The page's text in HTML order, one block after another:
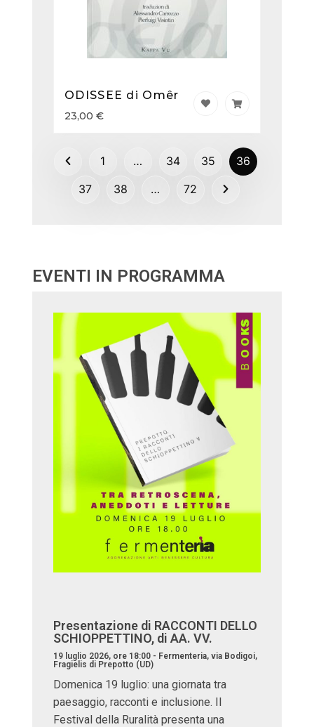
ODISSEE di Omêr
23,00 €
1 … 34 35
36
37
38 … 72
EVENTI IN PROGRAMMA
Presentazione di RACCONTI DELLO
SCHIOPPETTINO, di AA. VV.
19 luglio 2026, ore 18:00 - Fermenteria, via Bodigoi,
Fragielis di Prepotto (UD)
Domenica 19 luglio: una giornata tra
paesaggio, racconti e inclusione. Il
Festival della Ruralità presenta una